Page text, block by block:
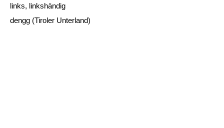
links, linkshändig
dengg (Tiroler Unterland)